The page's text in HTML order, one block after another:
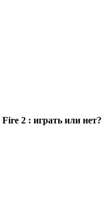
2 : играть или нет?